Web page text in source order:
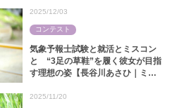
2025】
気象予報士試験と就活とミスコン
と “3足の草鞋”を履く彼女が目指
す理想の姿【長谷川あさひ｜ミス
2025/12/03
コンテスト
2025/11/20